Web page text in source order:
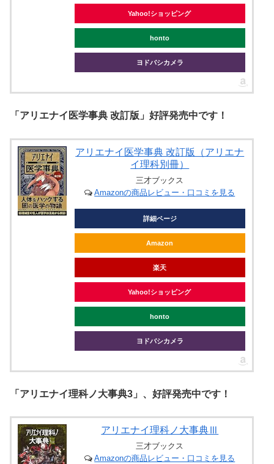
Yahoo!ショッピング
honto
ヨドバシカメラ
「アリエナイ医学事典 改訂版」好評発売中です！
アリエナイ医学事典 改訂版（アリエナ
イ理科別冊）
三才ブックス
Amazonの商品レビュー・口コミを見る
詳細ページ
Amazon
楽天
Yahoo!ショッピング
honto
ヨドバシカメラ
「アリエナイ理科ノ大事典3」、好評発売中です！
アリエナイ理科ノ大事典Ⅲ
三才ブックス
Amazonの商品レビュー・口コミを見る